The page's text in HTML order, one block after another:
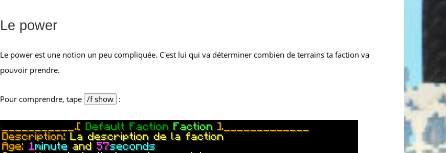
Le power
Le power est une notion un peu compliquée. C'est lui qui va déterminer combien de terrains ta faction va
pouvoir prendre.
Pour comprendre, tape /f show :